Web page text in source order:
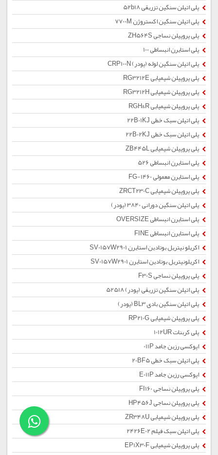
پلی اتیلن سنگین تزریقی 52b18
پلی اتیلن سنگین اکستروژن 7700M
پلی پروپیلن نساجی ZH564S
پلی استایرن انبساطی 100
پلی اتیلن سنگین لوله (پودر) CRP100N
پلی پروپیلن شیمیایی RG3212E
پلی پروپیلن شیمیایی RG3212H
پلی پروپیلن شیمیایی RGH&R
پلی اتیلن سبک خطی 22B01KJ
پلی اتیلن سبک خطی 22B02KJ
پلی پروپیلن شیمیایی ZB445L
پلی استایرن انبساطی 526
پلی استایرن معمولی 1460-FG
پلی پروپیلن شیمیایی ZRCT230C
پلی اتیلن سنگین دورانی 3840 (پودر)
پلی استایرن انبساطی OVERSIZE
پلی استایرن انبساطی FINE
اکریلو نیتریل بوتادین استایرن SV0157W2901
اکریلونیتریل بوتادین استایرن SV0157W2901
پلی پروپیلن نساجی F30S
پلی اتیلن سنگین تزریقی (پودر) 52518
پلی اتیلن سنگین بادی BL3 (پودر)
پلی پروپیلن شیمیایی RP210G
پلی کربنات 1012UR
اپوکسی رزین جامد 011P
پلی اتیلن سبک خطی 20BF5
اپوکسی رزین جامد E011P
پلی پروپیلن نساجی FI160
پلی پروپیلن نساجی HP456J
پلی پروپیلن شیمیایی ZR348U
پلی اتیلن سبک فیلم 2426E02
پلی پروپیلن شیمیایی EP1X30F